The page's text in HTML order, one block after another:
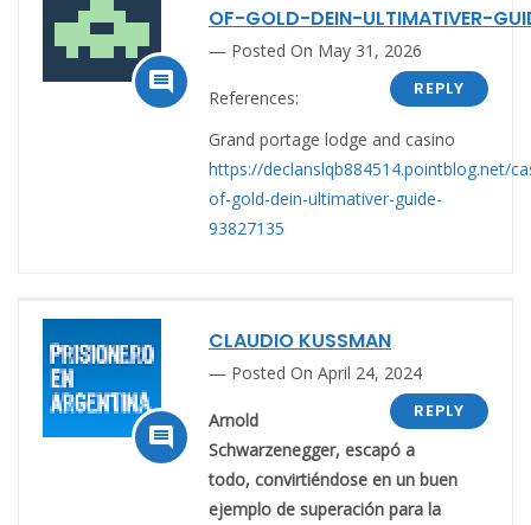

OF-GOLD-DEIN-ULTIMATIVER-
Posted On May 31, 2026
REPLY
References:
Grand portage lodge and casino
https://declanslqb884514.pointblog.net/
of-gold-dein-ultimativer-guide-
93827135

CLAUDIO KUSSMAN
Posted On April 24, 2024
REPLY
Arnold
Schwarzenegger, escapó a
todo, convirtiéndose en un buen
ejemplo de superación para la